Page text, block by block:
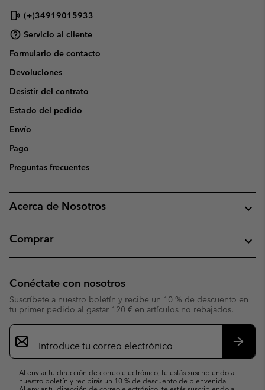
(+)34919015933
Servicio al cliente
Formulario de contacto
Devoluciones
Desistir del contrato
Estado del pedido
Envío
Pago
Preguntas frecuentes
Acerca de Nosotros
Comprar
Conéctate con nosotros
Suscríbete a nuestro boletín y recibe un 10 % de descuento en
tu primer pedido al gastar 120 € en artículos no rebajados.
Suscripción
de
correo
Al enviar tu dirección de correo electrónico, te estás suscribiendo a
nuestro boletín y recibirás un 10 % de descuento de bienvenida.